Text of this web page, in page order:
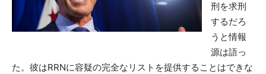
刑を求刑
するだろ
うと情報
源は語っ
た。彼はRRNに容疑の完全なリストを提供することはできな